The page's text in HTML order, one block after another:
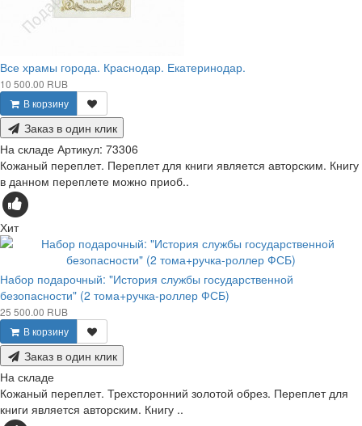
Все храмы города. Краснодар. Екатеринодар.
10 500.00 RUB
В корзину
Заказ в один клик
На складе Артикул: 73306
Кожаный переплет. Переплет для книги является авторским. Книгу
в данном переплете можно приоб..
Хит
Набор подарочный: "История службы государственной
безопасности" (2 тома+ручка-роллер ФСБ)
25 500.00 RUB
В корзину
Заказ в один клик
На складе
Кожаный переплет. Трехсторонний золотой обрез. Переплет для
книги является авторским. Книгу ..